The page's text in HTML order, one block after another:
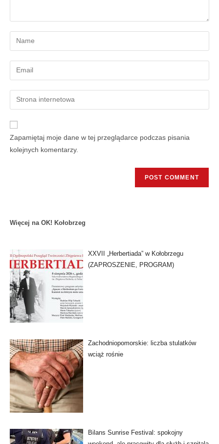
Zapamiętaj moje dane w tej przeglądarce podczas pisania
kolejnych komentarzy.
Więcej na OK! Kołobrzeg
XXVII „Herbertiada” w Kołobrzegu
(ZAPROSZENIE, PROGRAM)
Zachodniopomorskie: liczba stulatków
wciąż rośnie
Bilans Sunrise Festival: spokojny